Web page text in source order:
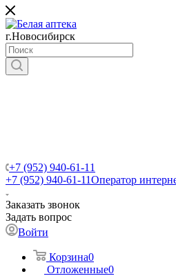
г.Новосибирск
+7 (952) 940-61-11
+7 (952) 940-61-11Оператор
Заказать звонок
Задать вопрос
Войти
Корзина0
Отложенные0